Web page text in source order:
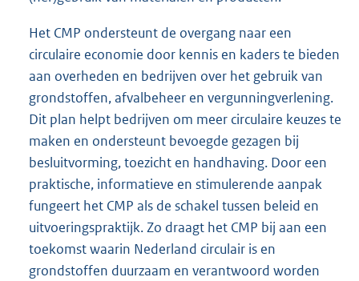
Het CMP ondersteunt de overgang naar een
circulaire economie door kennis en kaders te bieden
aan overheden en bedrijven over het gebruik van
grondstoffen, afvalbeheer en vergunningverlening.
Dit plan helpt bedrijven om meer circulaire keuzes te
maken en ondersteunt bevoegde gezagen bij
besluitvorming, toezicht en handhaving. Door een
praktische, informatieve en stimulerende aanpak
fungeert het CMP als de schakel tussen beleid en
uitvoeringspraktijk. Zo draagt het CMP bij aan een
toekomst waarin Nederland circulair is en
grondstoffen duurzaam en verantwoord worden